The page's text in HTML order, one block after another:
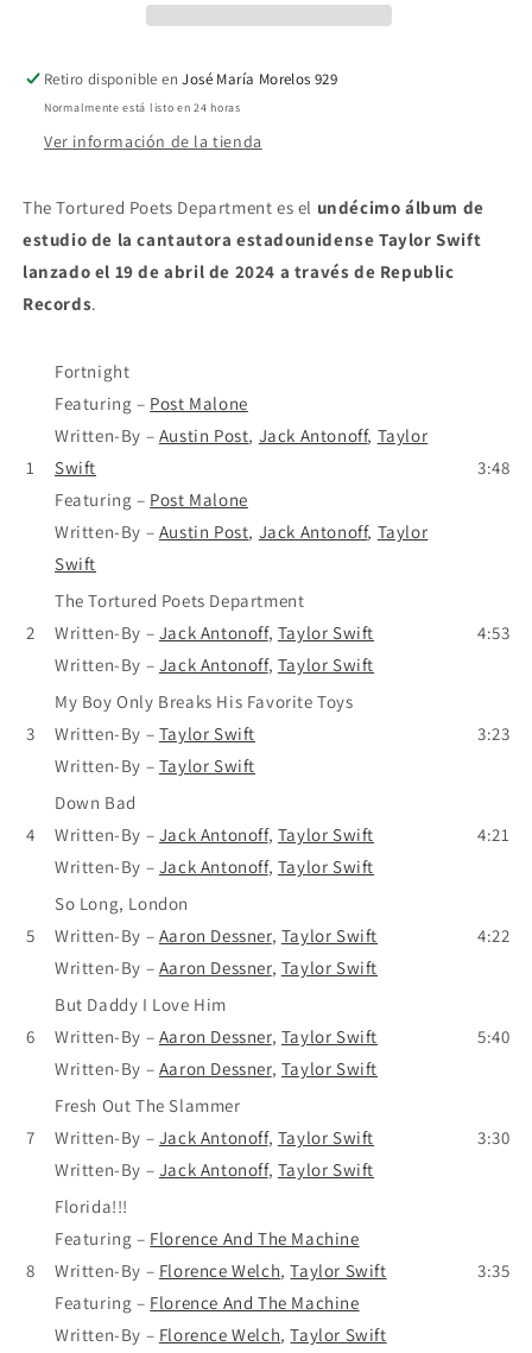
Bonus
Track
“The
Albatross”
Bonus
Track
“The
Albatross”
Retiro disponible enJosé María Morelos 929
Normalmente está listo en 24 horas
Ver información de la tienda
The Tortured Poets Department es el undécimo álbum de
estudio de la cantautora estadounidense Taylor Swift
lanzado el 19 de abril de 2024 a través de Republic
Records.
1
Fortnight
Featuring – Post Malone
Written-By – Austin Post, Jack Antonoff, Taylor
Swift
Featuring – Post Malone
Written-By – Austin Post, Jack Antonoff, Taylor
Swift
3:48
2
The Tortured Poets Department
Written-By – Jack Antonoff, Taylor Swift
Written-By – Jack Antonoff, Taylor Swift
4:53
3
My Boy Only Breaks His Favorite Toys
Written-By – Taylor Swift
Written-By – Taylor Swift
3:23
4
Down Bad
Written-By – Jack Antonoff, Taylor Swift
Written-By – Jack Antonoff, Taylor Swift
4:21
5
So Long, London
Written-By – Aaron Dessner, Taylor Swift
Written-By – Aaron Dessner, Taylor Swift
4:22
6
But Daddy I Love Him
Written-By – Aaron Dessner, Taylor Swift
Written-By – Aaron Dessner, Taylor Swift
5:40
7
Fresh Out The Slammer
Written-By – Jack Antonoff, Taylor Swift
Written-By – Jack Antonoff, Taylor Swift
3:30
8
Florida!!!
Featuring – Florence And The Machine
Written-By – Florence Welch, Taylor Swift
Featuring – Florence And The Machine
Written-By – Florence Welch, Taylor Swift
3:35